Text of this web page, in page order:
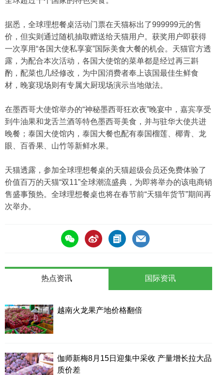
据悉，全球理想餐桌活动门票在天猫标出了999999元的售
价，但实则通过随机抽取赠送给天猫用户。获奖用户即获得
一次享用“各国大使私享宴”国际美食大餐的机会。天猫官方透
露，为配合本次活动，各国大使馆的菜单都是经过再三斟
酌，配菜也几经修改，为中国消费者奉上该国最佳生鲜食
材，晚宴现场则有专属大厨现场演示当地做法。
在墨西哥大使馆举办的“神秘墨西哥狂欢夜”晚宴中，嘉宾享受
到牛油果和龙舌兰酒等特色墨西哥美食，并与驻华大使共进
晚餐；泰国大使馆内，泰国大餐也配有泰国榴莲、椰青、龙
眼、百香果、山竹等新鲜水果。
天猫透露，参加全球理想餐桌的天猫超级会员还免费体验了
价值百万的天猫“双11”全球潮流盛典，为即将举办的该电商销
售盛事预热。全球理想餐桌也将在春节前“天猫年货节”期间再
次举办。
热点资讯
越南火龙果产地价格翻倍
伽师新梅8月15日迎集中采收 产量增长拉大品
质价差
国际资讯